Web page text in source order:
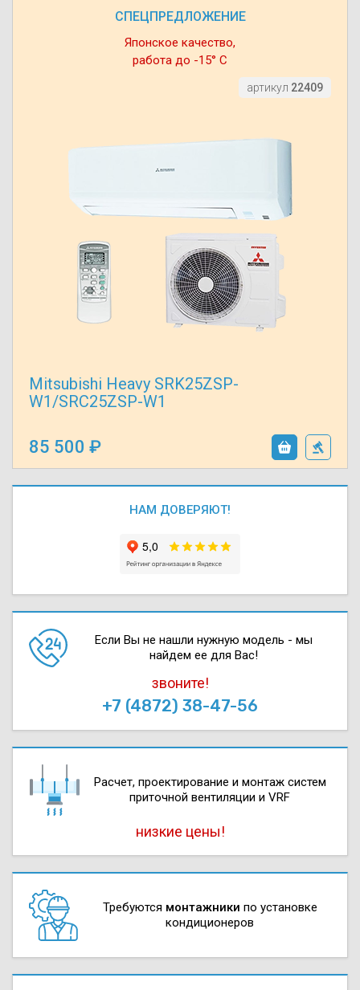
СПЕЦПРЕДЛОЖЕНИЕ
Японское качество,
работа до -15° С
артикул 22409
Mitsubishi Heavy SRK25ZSP-
W1/SRC25ZSP-W1
85 500
НАМ ДОВЕРЯЮТ!
Если Вы не нашли нужную модель - мы
найдем ее для Вас!
звоните!
+7 (4872) 38-47-56
Расчет, проектирова­ние и монтаж систем
приточной вентиляции и VRF
низкие цены!
Требуются монтажники по установке
кондиционеров